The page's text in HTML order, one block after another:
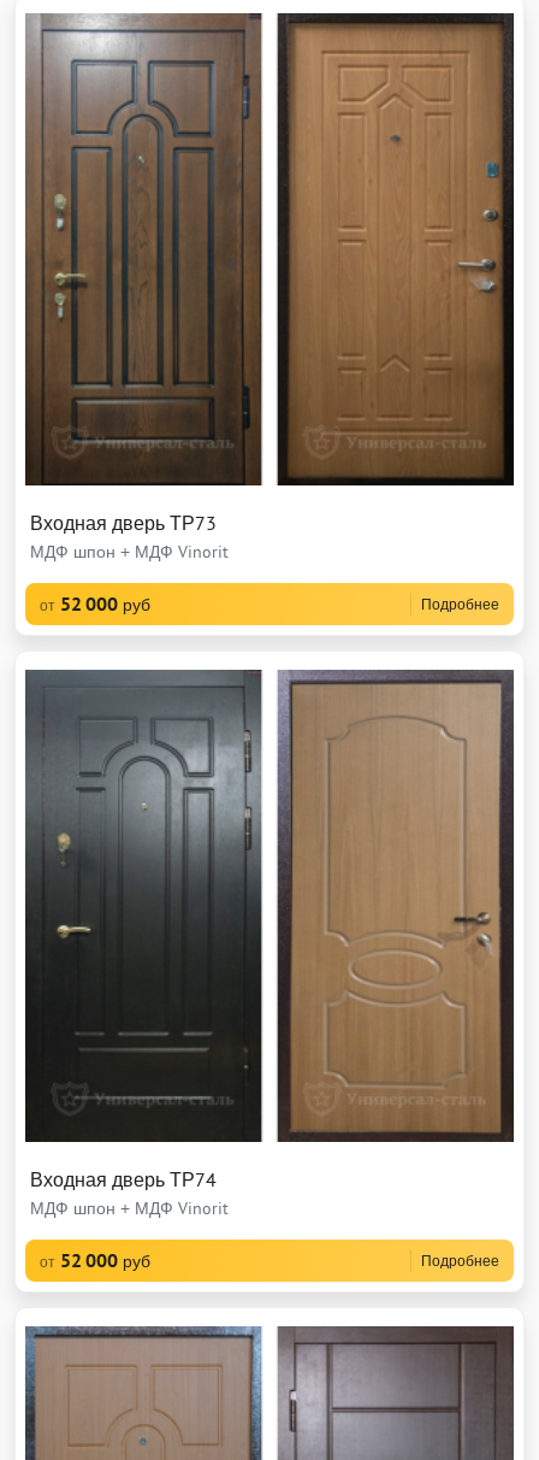
Входная дверь ТР73
МДФ шпон + МДФ Vinorit
от 52 000 руб Подробнее
Входная дверь ТР74
МДФ шпон + МДФ Vinorit
от 52 000 руб Подробнее